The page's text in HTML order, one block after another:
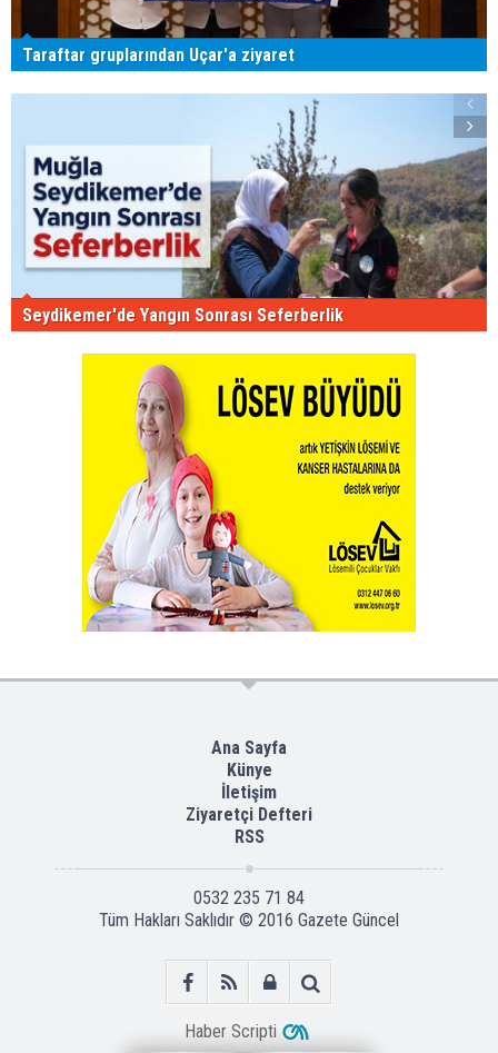
Taraftar gruplarından Uçar'a ziyaret
Seydikemer'de Yangın Sonrası Seferberlik
Ana Sayfa
Künye
İletişim
Ziyaretçi Defteri
RSS
0532 235 71 84
Tüm Hakları Saklıdır © 2016 Gazete Güncel
Haber Scripti